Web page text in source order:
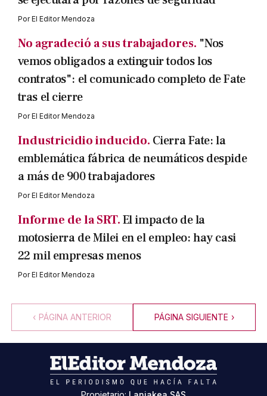
PorEl Editor Mendoza
No agradeció a sus trabajadores. "Nos
vemos obligados a extinguir todos los
contratos": el comunicado completo de Fate
tras el cierre
PorEl Editor Mendoza
Industricidio inducido. Cierra Fate: la
emblemática fábrica de neumáticos despide
a más de 900 trabajadores
PorEl Editor Mendoza
Informe de la SRT.El impacto de la
motosierra de Milei en el empleo: hay casi
22 mil empresas menos
PorEl Editor Mendoza
‹ PÁGINA ANTERIOR PÁGINA SIGUIENTE ›